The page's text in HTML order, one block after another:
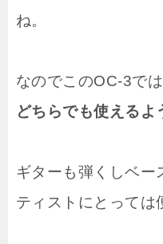
ね。
なのでこのOC-3では
どちらでも使えるよ
ギターも弾くしベー
ティストにとっては